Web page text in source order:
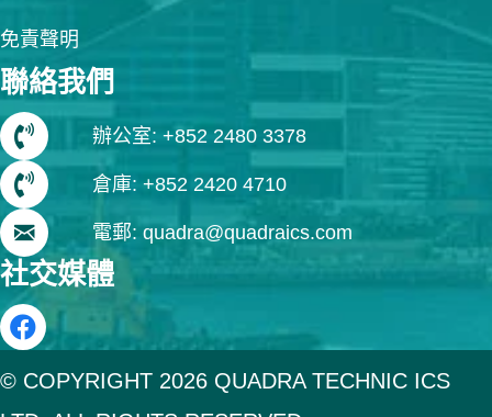
免責聲明
聯絡我們
辦公室: +852 2480 3378
倉庫: +852 2420 4710
電郵: quadra@quadraics.com
社交媒體
© COPYRIGHT 2026 QUADRA TECHNIC ICS